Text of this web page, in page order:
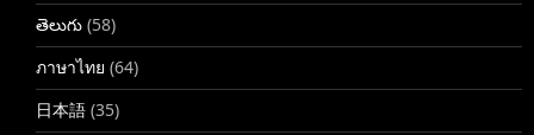
తెలుగు (58)
ภาษาไทย (64)
日本語 (35)